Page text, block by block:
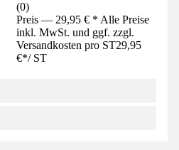
(0)
Preis — 29,95 € * Alle Preise
inkl. MwSt. und ggf. zzgl.
Versandkosten pro ST29,95
€*/ ST